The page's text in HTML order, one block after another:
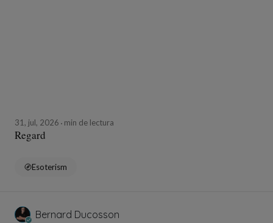
31, jul, 2026 min de lectura
Regard
Esoterism
Bernard Ducosson